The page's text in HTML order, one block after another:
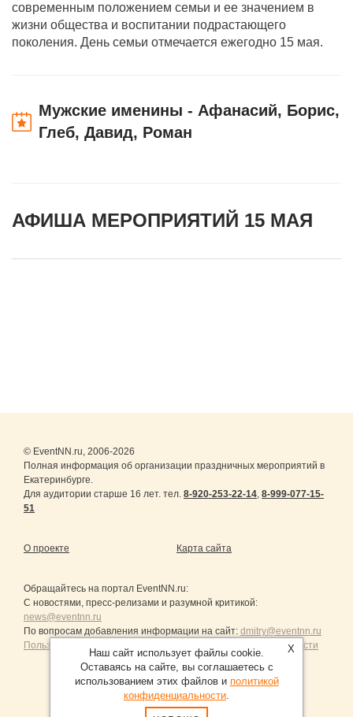
современным положением семьи и ее значением в
жизни общества и воспитании подрастающего
поколения. День семьи отмечается ежегодно 15 мая.
Мужские именины - Афанасий, Борис,
Глеб, Давид, Роман
АФИША МЕРОПРИЯТИЙ 15 МАЯ
© EventNN.ru, 2006-2026
Полная информация об организации праздничных мероприятий в
Екатеринбурге.
Для аудитории старше 16 лет. тел. 8-920-253-22-14, 8-999-077-15-
51
О проекте Карта сайта
Обращайтесь на портал EventNN.ru:
С новостями, пресс-релизами и разумной критикой:
news@eventnn.ru
По вопросам добавления информации на сайт: dmitry@eventnn.ru
Пользовательское Соглашение и политика конфиденциальности
Продвижение сайтов Санкт-Петербург
X
Наш сайт использует файлы cookie.
Оставаясь на сайте, вы соглашаетесь с
использованием этих файлов и политикой
конфиденциальности.